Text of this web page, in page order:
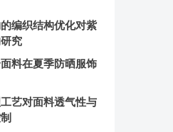
编织结构优化对紫
究
料在夏季防晒服饰
艺对面料透气性与